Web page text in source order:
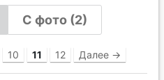
С фото (2)
10 11 12 Далее →